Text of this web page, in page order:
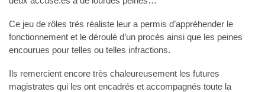
Ce jeu de rôles très réaliste leur a permis d’appréhender le
fonctionnement et le déroulé d’un procès ainsi que les peines
encourues pour telles ou telles infractions.
Ils remercient encore très chaleureusement les futures
magistrates qui les ont encadrés et accompagnés toute la